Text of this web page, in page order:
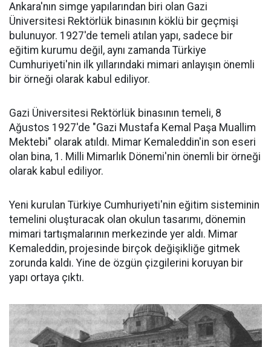
Ankara'nın simge yapılarından biri olan Gazi
Üniversitesi Rektörlük binasının köklü bir geçmişi
bulunuyor. 1927'de temeli atılan yapı, sadece bir
eğitim kurumu değil, aynı zamanda Türkiye
Cumhuriyeti'nin ilk yıllarındaki mimari anlayışın önemli
bir örneği olarak kabul ediliyor.
Gazi Üniversitesi Rektörlük binasının temeli, 8
Ağustos 1927'de "Gazi Mustafa Kemal Paşa Muallim
Mektebi" olarak atıldı. Mimar Kemaleddin'in son eseri
olan bina, 1. Milli Mimarlık Dönemi'nin önemli bir örneği
olarak kabul ediliyor.
Yeni kurulan Türkiye Cumhuriyeti'nin eğitim sisteminin
temelini oluşturacak olan okulun tasarımı, dönemin
mimari tartışmalarının merkezinde yer aldı. Mimar
Kemaleddin, projesinde birçok değişikliğe gitmek
zorunda kaldı. Yine de özgün çizgilerini koruyan bir
yapı ortaya çıktı.